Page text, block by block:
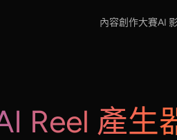
內容創作大賽AI
Reel 產生